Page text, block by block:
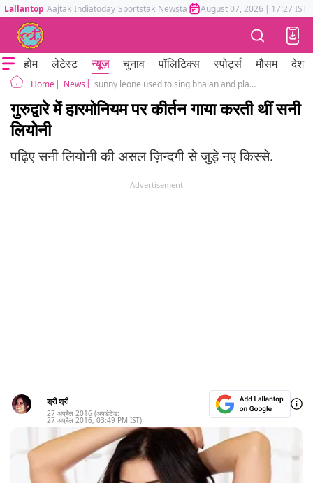
Lallantop Aajtak Indiatoday Sportstak Newstak Mumbai Tak Astrotak
August 07, 2026 | 17:27 IST
होम लेटेस्ट न्यूज़ चुनाव पॉलिटिक्स स्पोर्ट्स मौसम देश
Home News sunny leone used to sing bhajan and play harmonium in childhood
गुरुद्वारे में हारमोनियम पर कीर्तन गाया करती थीं सनी
लियोनी
पढ़िए सनी लियोनी की असल ज़िन्दगी से जुड़े नए किस्से.
Advertisement
श्री श्री
27 अप्रैल 2016 (अपडेटेड:
27 अप्रैल 2016, 03:49 PM IST)